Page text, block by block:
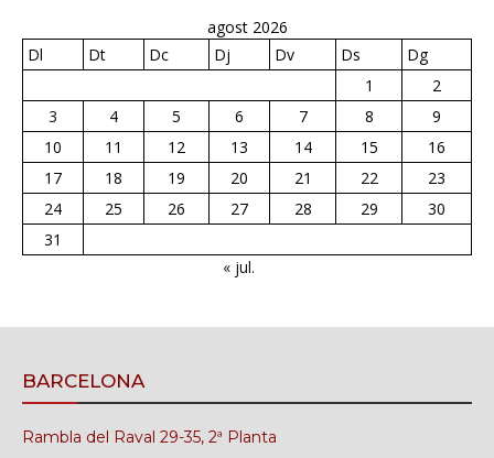
agost 2026
Dl
Dt Dc Dj Dv Ds
Dg
1
2
3
4 5 6 7 8
9
10
11 12 13 14 15
16
17
18 19 20 21 22
23
24
25 26 27 28 29
30
31
« jul.
BARCELONA
Rambla del Raval 29-35, 2ª Planta